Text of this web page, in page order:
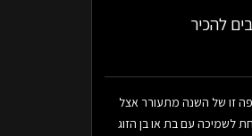
זו של השנה מתעורר אצל
לשמיכה עם בת או בן הזוג